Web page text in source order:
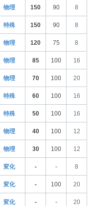
物理 150 90 8
特殊 150 90 8
物理 120 75 8
物理 85 100 16
物理 70 100 20
特殊 60 100 16
特殊 50 100 16
物理 40 100 12
物理 30 100 12
変化 - - 8
変化 - 100 20
変化 - - 20